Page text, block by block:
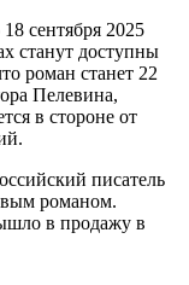
сентября 2025
станут доступны
роман станет 22
Пелевина,
в стороне от
писатель
романом.
в продажу в